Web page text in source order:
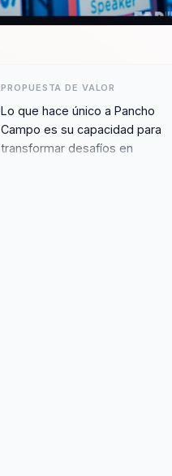
PROPUESTA DE VALOR
Lo que hace único a Pancho
Campo es su capacidad para
transformar desafíos en